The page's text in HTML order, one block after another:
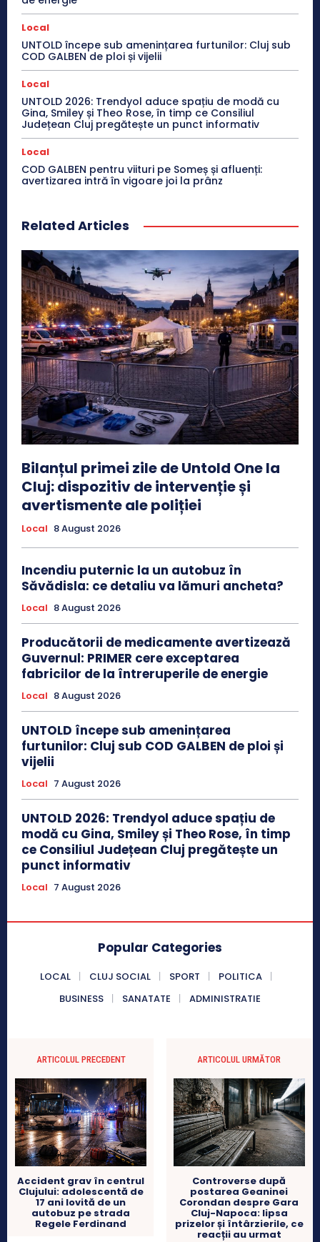
Local
UNTOLD începe sub amenințarea furtunilor: Cluj sub
COD GALBEN de ploi și vijelii
Local
UNTOLD 2026: Trendyol aduce spațiu de modă cu
Gina, Smiley și Theo Rose, în timp ce Consiliul
Județean Cluj pregătește un punct informativ
Local
COD GALBEN pentru viituri pe Someș și afluenți:
avertizarea intră în vigoare joi la prânz
Related Articles
Bilanțul primei zile de Untold One la
Cluj: dispozitiv de intervenție și
avertismente ale poliției
Local 8 August 2026
Incendiu puternic la un autobuz în
Săvădisla: ce detaliu va lămuri ancheta?
Local 8 August 2026
Producătorii de medicamente avertizează
Guvernul: PRIMER cere exceptarea
fabricilor de la întreruperile de energie
Local 8 August 2026
UNTOLD începe sub amenințarea
furtunilor: Cluj sub COD GALBEN de ploi și
vijelii
Local 7 August 2026
UNTOLD 2026: Trendyol aduce spațiu de
modă cu Gina, Smiley și Theo Rose, în timp
ce Consiliul Județean Cluj pregătește un
punct informativ
Local 7 August 2026
Popular Categories
LOCAL CLUJ SOCIAL SPORT
POLITICA
BUSINESS
SANATATE ADMINISTRATIE
ARTICOLUL PRECEDENT
Accident grav în centrul
Clujului: adolescentă de
17 ani lovită de un
autobuz pe strada
Regele Ferdinand
ARTICOLUL URMĂTOR
Controverse după
postarea Geaninei
Corondan despre Gara
Cluj-Napoca: lipsa
prizelor și întârzierile, ce
reacții au urmat